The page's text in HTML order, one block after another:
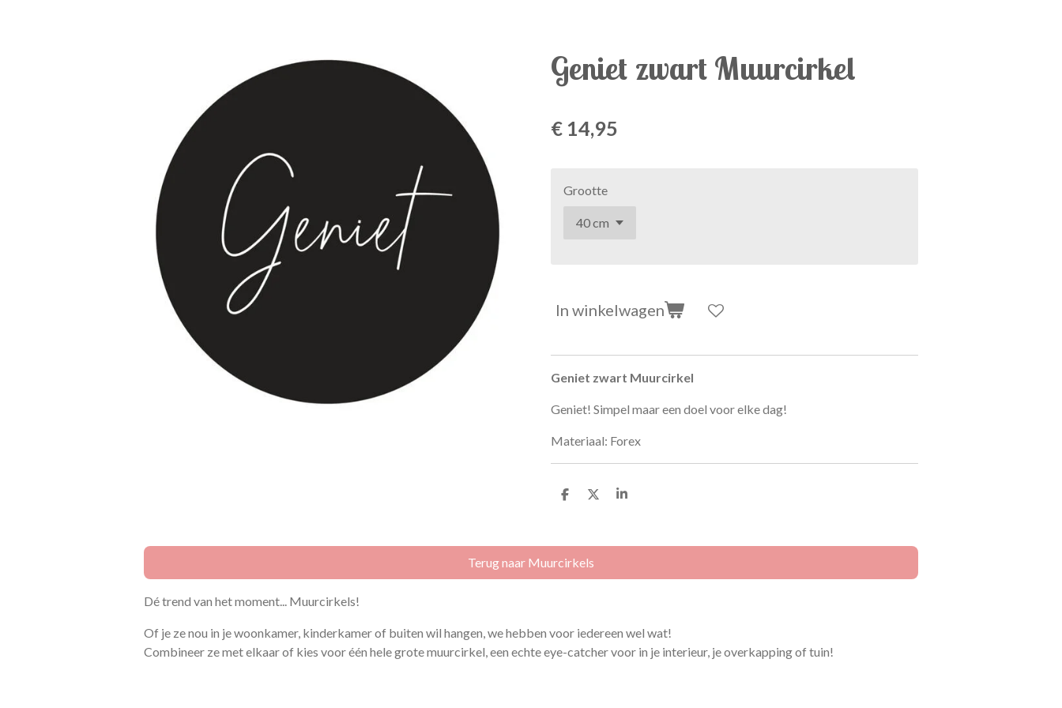
Geniet zwart Muurcirkel
€ 14,95
Grootte
In winkelwagen
Geniet zwart Muurcirkel
Geniet! Simpel maar een doel voor elke dag!
Materiaal: Forex
D
n
D
S
e
Terug naar Muurcirkels
Dé trend van het moment... Muurcirkels!
Of je ze nou in je woonkamer, kinderkamer of buiten wil hangen, we hebben voor iedereen wel wat!
Combineer ze met elkaar of kies voor één hele grote muurcirkel, een echte eye-catcher voor in je interieur, je overkapping of tuin!